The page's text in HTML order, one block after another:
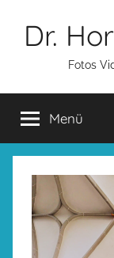
InhaltDr.
Fotos
Menü